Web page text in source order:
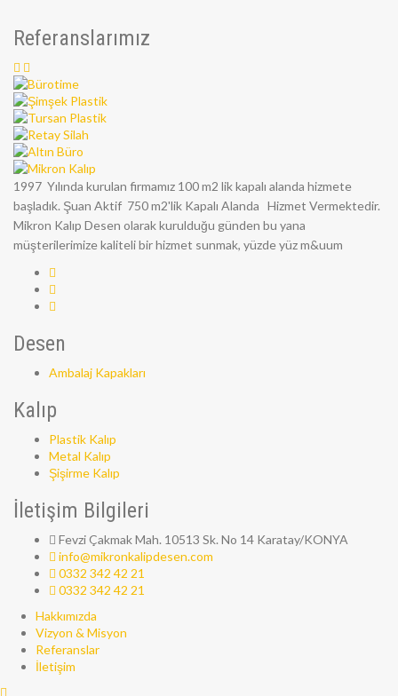
Referanslarımız
1997 Yılında kurulan firmamız 100 m2 lik kapalı alanda hizmete
başladık. Şuan Aktif 750 m2'lik Kapalı Alanda Hizmet Vermektedir.
Mikron Kalıp Desen olarak kurulduğu günden bu yana
müşterilerimize kaliteli bir hizmet sunmak, yüzde yüz m&uum
Desen
Ambalaj Kapakları
Kalıp
Plastik Kalıp
Metal Kalıp
Şişirme Kalıp
İletişim Bilgileri
Fevzi Çakmak Mah. 10513 Sk. No 14 Karatay/KONYA
info@mikronkalipdesen.com
0332 342 42 21
0332 342 42 21
Hakkımızda
Vizyon & Misyon
Referanslar
İletişim